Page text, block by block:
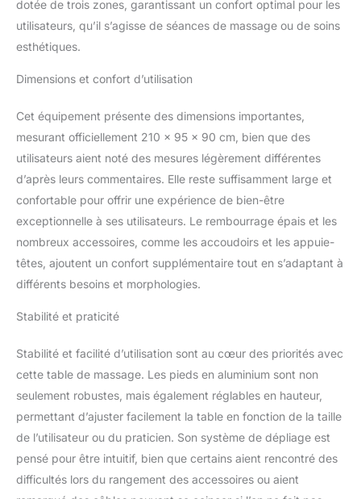
ERGONOMIE SANS
s'ajuste facilement à
Hauteur, jambes, cou, et
bras, chaque détail est
pensé pour s'adapter à
vous. L'appuie-tête
multifonction
ergonomique,
l'accoudoir confortable
et la distance des
de cette table un
indispensable pour tout
table esthétique
professionnel ou une
table tatouage de
premier choix. PRATICITÉ
ET HYGIÈNE AU
RENDEZ-VOUS : Avec
son appuie-tête avec
rembourrage amovible et
dotée de trois zones, garantissant un confort optimal pour les
utilisateurs, qu’il s’agisse de séances de massage ou de soins
esthétiques.
Dimensions et confort d’utilisation
Cet équipement présente des dimensions importantes,
mesurant officiellement 210 x 95 x 90 cm, bien que des
utilisateurs aient noté des mesures légèrement différentes
d’après leurs commentaires. Elle reste suffisamment large et
confortable pour offrir une expérience de bien-être
exceptionnelle à ses utilisateurs. Le rembourrage épais et les
nombreux accessoires, comme les accoudoirs et les appuie-
têtes, ajoutent un confort supplémentaire tout en s’adaptant à
différents besoins et morphologies.
Stabilité et praticité
Stabilité et facilité d’utilisation sont au cœur des priorités avec
cette table de massage. Les pieds en aluminium sont non
seulement robustes, mais également réglables en hauteur,
permettant d’ajuster facilement la table en fonction de la taille
de l’utilisateur ou du praticien. Son système de dépliage est
pensé pour être intuitif, bien que certains aient rencontré des
difficultés lors du rangement des accessoires ou aient